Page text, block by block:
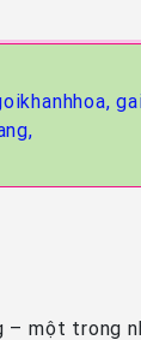
– một trong